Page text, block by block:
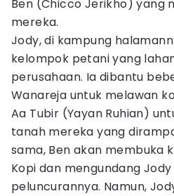
Ben (Chicco Jerikho) yang
mereka.
Jody, di kampung
kelompok petani yang
perusahaan. Ia dibantu
Wanareja untuk melawan
Aa Tubir (Yayan Ruhian)
tanah mereka yang
sama, Ben akan membuka
Kopi dan mengundang
peluncurannya. Namun,